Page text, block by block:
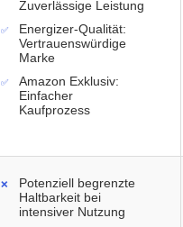
Zuverlässige Leistung
Energizer-Qualität:
Vertrauenswürdige
Marke
Amazon Exklusiv:
Einfacher
Kaufprozess
Potenziell begrenzte
Haltbarkeit bei
intensiver Nutzung